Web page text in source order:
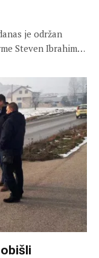
je održan
Steven Ibrahim…